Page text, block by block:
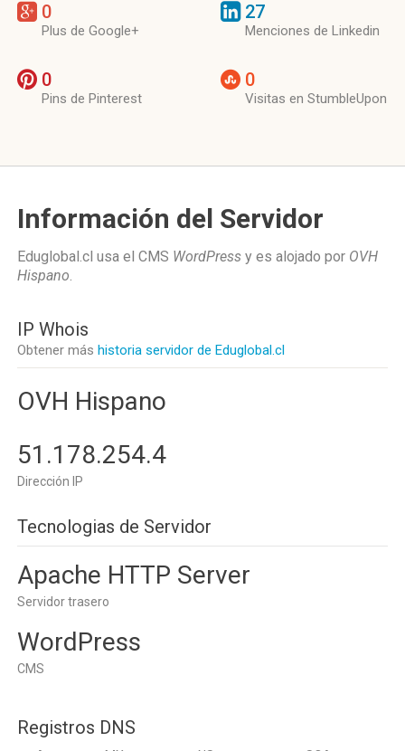
0
Plus de Google+
27
Menciones de Linkedin
0
Pins de Pinterest
0
Visitas en StumbleUpon
Información del Servidor
Eduglobal.cl usa el CMS WordPress y es alojado por OVH
Hispano.
IP Whois
Obtener más historia servidor de Eduglobal.cl
OVH Hispano
51.178.254.4
Dirección IP
Tecnologias de Servidor
Apache HTTP Server
Servidor trasero
WordPress
CMS
Registros DNS